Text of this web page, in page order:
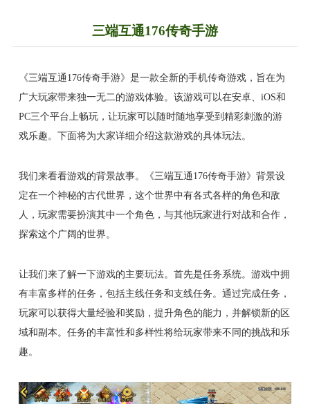
三端互通176传奇手游
《三端互通176传奇手游》是一款全新的手机传奇游戏，旨在为
广大玩家带来独一无二的游戏体验。该游戏可以在安卓、iOS和
PC三个平台上畅玩，让玩家可以随时随地享受到精彩刺激的游
戏乐趣。下面将为大家详细介绍这款游戏的具体玩法。
我们来看看游戏的背景故事。《三端互通176传奇手游》背景设
定在一个神秘的古代世界，这个世界中有各式各样的角色和敌
人，玩家需要扮演其中一个角色，与其他玩家进行对战和合作，
探索这个广阔的世界。
让我们来了解一下游戏的主要玩法。首先是任务系统。游戏中拥
有丰富多样的任务，包括主线任务和支线任务。通过完成任务，
玩家可以获得大量经验和奖励，提升角色的能力，并解锁新的区
域和副本。任务的丰富性和多样性将给玩家带来不同的挑战和乐
趣。